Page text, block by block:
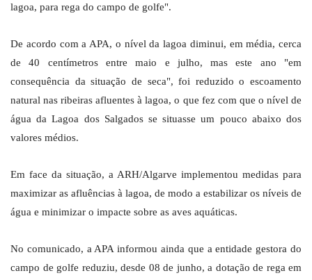
lagoa, para rega do campo de golfe".
De acordo com a APA, o nível da lagoa diminui, em média, cerca
de 40 centímetros entre maio e julho, mas este ano "em
consequência da situação de seca", foi reduzido o escoamento
natural nas ribeiras afluentes à lagoa, o que fez com que o nível de
água da Lagoa dos Salgados se situasse um pouco abaixo dos
valores médios.
Em face da situação, a ARH/Algarve implementou medidas para
maximizar as afluências à lagoa, de modo a estabilizar os níveis de
água e minimizar o impacte sobre as aves aquáticas.
No comunicado, a APA informou ainda que a entidade gestora do
campo de golfe reduziu, desde 08 de junho, a dotação de rega em